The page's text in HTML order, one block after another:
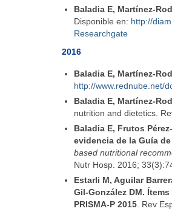
Baladia E, Martínez-
Disponible en: http://
Researchgate
2016
Baladia E, Martínez-
http://www.rednube.net/
Baladia E, Martínez-
nutrition and dietetics.
Baladia E, Frutos
evidencia de la Guía
based nutritional
Nutr Hosp. 2016;
Estarli M, Aguilar
Gil-González DM.
PRISMA-P 2015. Rev